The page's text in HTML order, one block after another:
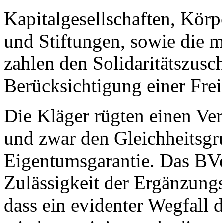
Kapitalgesellschaften,
und Stiftungen, sowie die
zahlen den
Berücksichtigung einer
Die Kläger rügten einen
und zwar den
Eigentumsgarantie. Das
Zulässigkeit der
dass ein evidenter Wegfall